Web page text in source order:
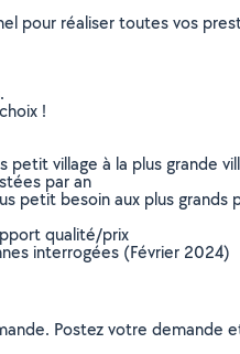
pour réaliser toutes vos
!
village à la plus grande
par an
petit besoin aux plus grands
qualité/prix
interrogées (Février 2024)
Postez votre